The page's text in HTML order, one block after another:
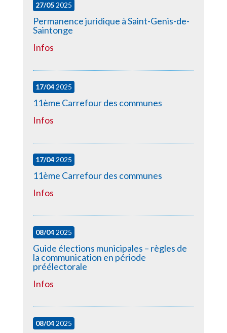
27/052025
Permanence juridique à Saint-Genis-de-
Saintonge
Infos
17/042025
11ème Carrefour des communes
Infos
17/042025
11ème Carrefour des communes
Infos
08/042025
Guide élections municipales – règles de
la communication en période
préélectorale
Infos
08/042025